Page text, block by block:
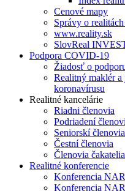
Cenové mapy
Správy o
www.reality.sk
SlovReal
Podpora COVID-19
Žiadosť o
Realitný maklér a
koronavírusu
Realitné kancelárie
Riadni členovia
Podriadení
Seniorskí členovia
Čestní členovia
Členovia čakatelia
Realitné konferencie
Konferencia
Konferencia